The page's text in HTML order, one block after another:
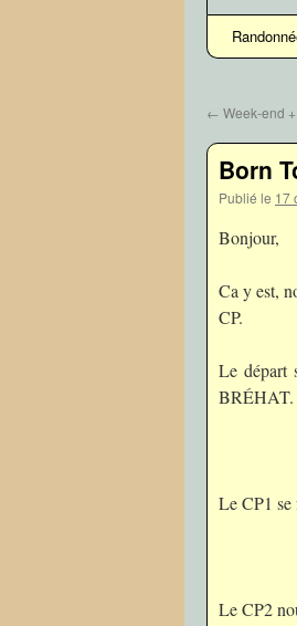
← Week-end
Born
Publié le 17
Bonjour,
Ca y est,
CP.
Le départ
BRÉHAT.
Le CP1 se
Le CP2